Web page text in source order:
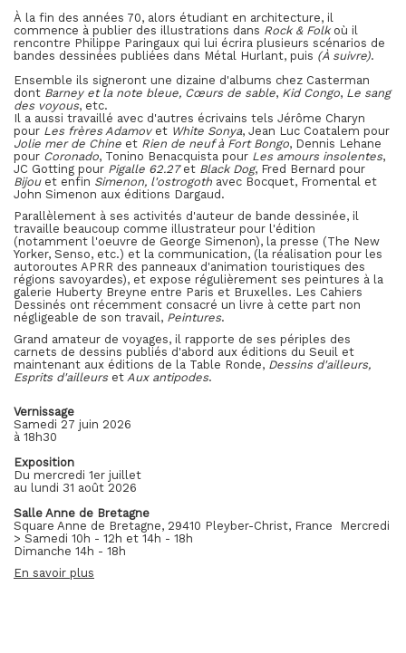
À la fin des années 70, alors étudiant en architecture, il
commence à publier des illustrations dans Rock & Folkoù il
rencontre Philippe Paringaux qui lui écrira plusieurs scénarios de
bandes dessinées publiées dans Métal Hurlant, puis (À suivre).
Ensemble ils signeront une dizaine d'albums chez Casterman
dont Barney et la note bleue, Cœurs de sable, Kid Congo, Le sang
des voyous, etc.
Il a aussi travaillé avec d'autres écrivains tels Jérôme Charyn
pour Les frères Adamovet White Sonya, Jean Luc Coatalem pour
Jolie mer de Chine et Rien de neuf à Fort Bongo, Dennis Lehane
pour Coronado, Tonino Benacquista pour Les amours insolentes,
JC Gotting pour Pigalle 62.27et Black Dog, Fred Bernard pour
Bijouet enfin Simenon, l'ostrogoth avec Bocquet, Fromental et
John Simenon aux éditions Dargaud.
Parallèlement à ses activités d'auteur de bande dessinée, il
travaille beaucoup comme illustrateur pour l'édition
(notamment l'oeuvre de George Simenon), la presse (The New
Yorker, Senso, etc.) et la communication, (la réalisation pour les
autoroutes APRR des panneaux d'animation touristiques des
régions savoyardes), et expose régulièrement ses peintures à la
galerie Huberty Breyne entre Paris et Bruxelles. Les Cahiers
Dessinés ont récemment consacré un livre à cette part non
négligeable de son travail, Peintures.
Grand amateur de voyages, il rapporte de ses périples des
carnets de dessins publiés d'abord aux éditions du Seuil et
maintenant aux éditions de la Table Ronde, Dessins d'ailleurs,
Esprits d'ailleurs et Aux antipodes.
Vernissage
Samedi 27 juin 2026
à 18h30
Exposition
Du mercredi 1er juillet
au lundi 31 août 2026
Salle Anne de Bretagne
Square Anne de Bretagne, 29410 Pleyber-Christ, France Mercredi
> Samedi 10h - 12h et 14h - 18h
Dimanche 14h - 18h
En savoir plus